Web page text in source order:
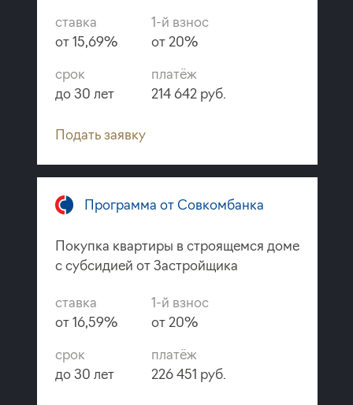
ставка
от 15,69%
1-й взнос
от 20%
срок
до 30 лет
платёж
214 642 руб.
Подать заявку
Программа от Совкомбанка
Покупка квартиры в строящемся доме
с субсидией от Застройщика
ставка
от 16,59%
1-й взнос
от 20%
срок
до 30 лет
платёж
226 451 руб.